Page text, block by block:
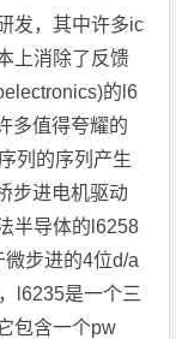
，其中许多ic
上消除了反馈
的l6
多值得夸耀的
列的序列产生
步进电机驱动
半导体的l6258
步进的4位d/a
l6235是一个三
包含一个pw